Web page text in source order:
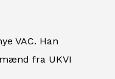
VAC. Han
fra UKVI